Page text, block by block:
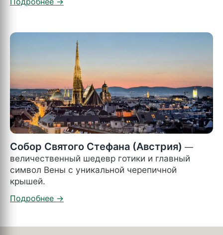
Собор Святого Стефана (Австрия) —
величественный шедевр готики и главный
символ Вены с уникальной черепичной
крышей.